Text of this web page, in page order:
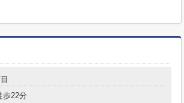
歩22分